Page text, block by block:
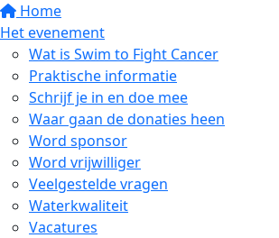
Home
Het evenement
Wat is Swim to Fight Cancer
Praktische informatie
Schrijf je in en doe mee
Waar gaan de donaties heen
Word sponsor
Word vrijwilliger
Veelgestelde vragen
Waterkwaliteit
Vacatures